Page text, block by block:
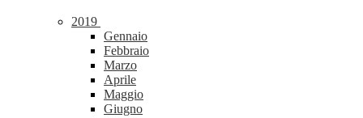
2019
Gennaio
Febbraio
Marzo
Aprile
Maggio
Giugno